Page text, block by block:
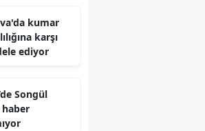
kumar
karşı
ediyor
Songül
haber